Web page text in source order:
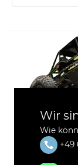
Wir
Wie
+49